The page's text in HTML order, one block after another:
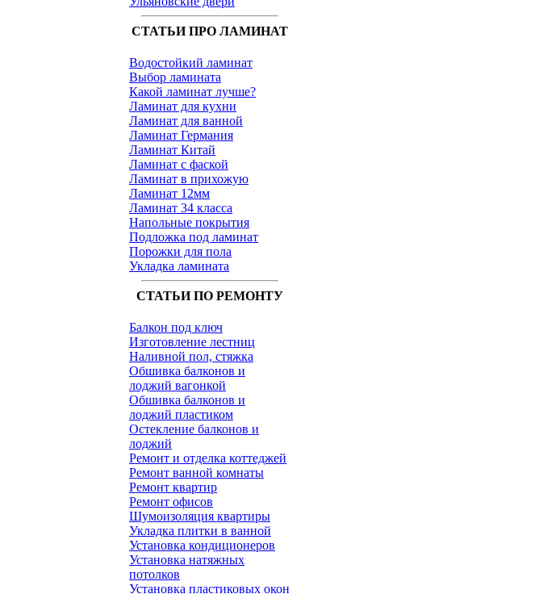
СТАТЬИ ПРО ЛАМИНАТ
Водостойкий ламинат
Выбор ламината
Какой ламинат лучше?
Ламинат для кухни
Ламинат для ванной
Ламинат Германия
Ламинат Китай
Ламинат с фаской
Ламинат в прихожую
Ламинат 12мм
Ламинат 34 класса
Напольные покрытия
Подложка под ламинат
Порожки для пола
Укладка ламината
СТАТЬИ ПО РЕМОНТУ
Балкон под ключ
Изготовление лестниц
Наливной пол, стяжка
Обшивка балконов и
лоджий вагонкой
Обшивка балконов и
лоджий пластиком
Остекление балконов и
лоджий
Ремонт и отделка коттеджей
Ремонт ванной комнаты
Ремонт квартир
Ремонт офисов
Шумоизоляция квартиры
Укладка плитки в ванной
Установка кондиционеров
Установка натяжных
потолков
Установка пластиковых окон